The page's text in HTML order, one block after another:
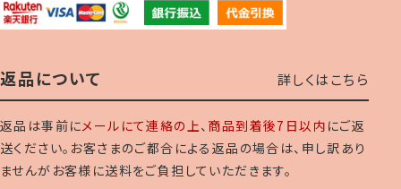
返品について 詳しくはこちら
返品は事前にメールにて連絡の上、 商品到着後7日以内 にご返
送ください。お客さまのご都合による返品の場合は、申し訳あり
ませんがお客様に送料をご負担していただきます。